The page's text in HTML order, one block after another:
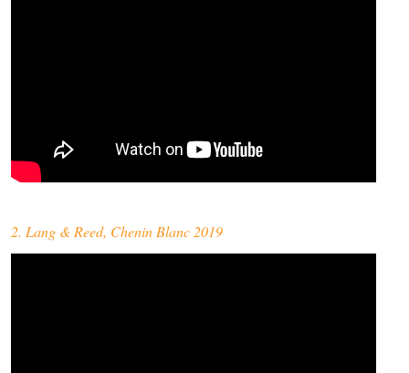
2. Lang & Reed, Chenin Blanc 2019